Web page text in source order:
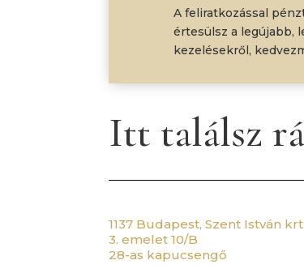
A feliratkozással
értesülsz a legújabb,
kezelésekről,
Itt találsz
1137 Budapest, Szent István
3. emelet 10/B
28-as kapucsengő